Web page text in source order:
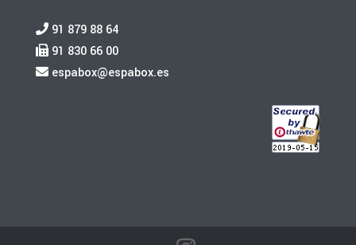
91 879 88 64
91 830 66 00
espabox@espabox.es